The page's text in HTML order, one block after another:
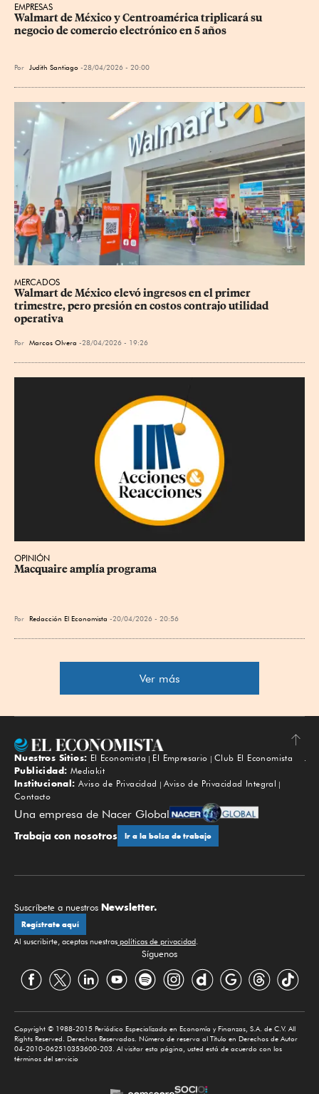
EMPRESAS
Walmart de México y Centroamérica triplicará su
negocio de comercio electrónico en 5 años
Por Judith Santiago 28/04/2026 - 20:00
MERCADOS
Walmart de México elevó ingresos en el primer
trimestre, pero presión en costos contrajo utilidad
operativa
Por Marcos Olvera 28/04/2026 - 19:26
OPINIÓN
Macquaire amplía programa
Por Redacción El Economista 20/04/2026 - 20:56
Ver más
Subir
Nuestros Sitios: El Economista El Empresario
Club El Economista
Publicidad: Mediakit
Institucional: Aviso de Privacidad
Aviso de Privacidad Integral
Contacto
Una empresa de Nacer Global
Trabaja con nosotros Ir a la bolsa de trabajo
Suscríbete a nuestros Newsletter.
Regístrate aquí
Al suscribirte, aceptas nuestras políticas de privacidad.
Síguenos
Copyright © 1988-2015 Periódico Especializado en Economía y Finanzas, S.A. de C.V. All
Rights Reserved. Derechos Reservados. Número de reserva al Título en Derechos de Autor
04-2010-062510353600-203. Al visitar esta página, usted está de acuerdo con los
términos del servicio